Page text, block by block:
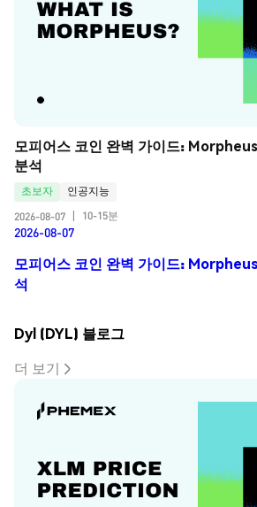
모피어스 코인 완벽 가이드:
분석
초보자
인공지능
2026-08-07
10-15분
2026-08-07
모피어스 코인 완벽 가이드:
석
Dyl (DYL) 블로그
더 보기